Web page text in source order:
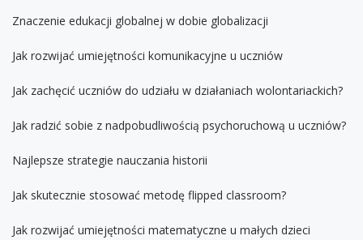
Znaczenie edukacji globalnej w dobie globalizacji
Jak rozwijać umiejętności komunikacyjne u uczniów
Jak zachęcić uczniów do udziału w działaniach wolontariackich?
Jak radzić sobie z nadpobudliwością psychoruchową u uczniów?
Najlepsze strategie nauczania historii
Jak skutecznie stosować metodę flipped classroom?
Jak rozwijać umiejętności matematyczne u małych dzieci